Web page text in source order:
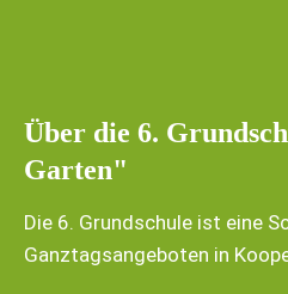
Über die 6.
Garten"
Die 6. Grundschule ist eine
Ganztagsangeboten in